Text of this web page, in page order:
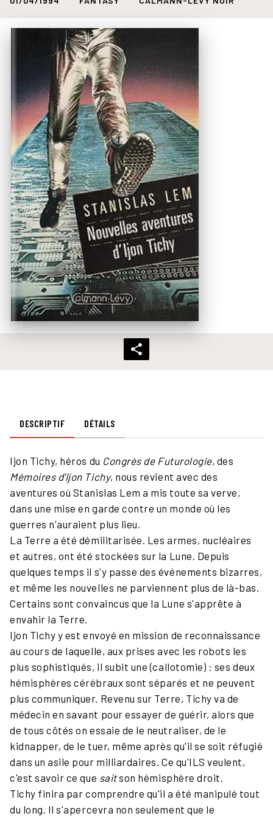
DESCRIPTIF DÉTAILS
Ijon Tichy, héros du Congrès de Futurologie, des
Mémoires d'Ijon Tichy, nous revient avec des
aventures où Stanislas Lem a mis toute sa verve,
dans une mise en garde contre un monde où les
guerres n'auraient plus lieu.
La Terre a été démilitarisée. Les armes, nucléaires
et autres, ont été stockées sur la Lune. Depuis
quelques temps il s'y passe des événements bizarres,
et même les nouvelles ne parviennent plus de là-bas.
Certains sont convaincus que la Lune s'apprête à
envahir la Terre.
Ijon Tichy y est envoyé en mission de reconnaissance
au cours de laquelle, aux prises avec les robots les
plus sophistiqués, il subit une (callotomie) : ses deux
hémisphères cérébraux sont séparés et ne peuvent
plus communiquer. Revenu sur Terre, Tichy va de
médecin en savant pour essayer de guérir, alors que
de tous côtés on essaie de le neutraliser, de le
kidnapper, de le tuer, même après qu'il se soit réfugié
dans un asile pour milliardaires. Ce qu'ILS veulent,
c'est savoir ce que saitson hémisphère droit.
Tichy finira par comprendre qu'il a été manipulé tout
du long. Il s'apercevra non seulement que le